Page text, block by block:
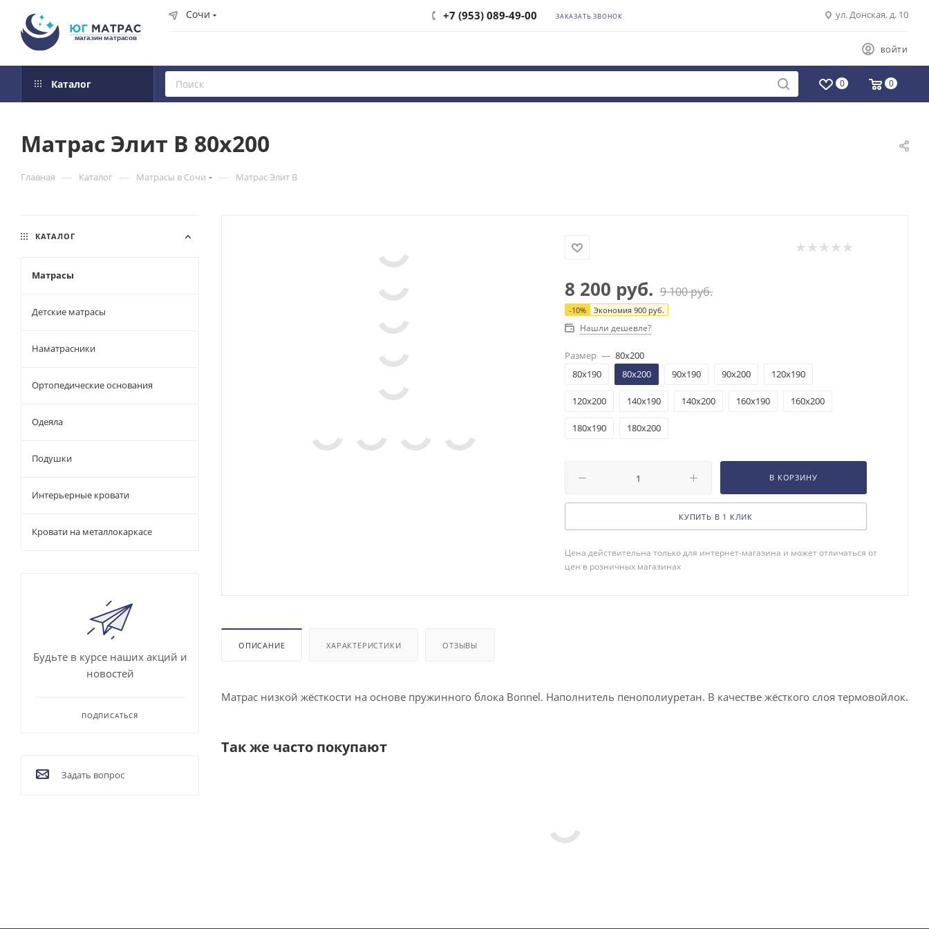
Сочи +7 (953) 089-49-00 ЗАКАЗАТЬ ЗВОНОК ул. Донская, д. 10
ВОЙТИ
Каталог 0 0
Матрас Элит В 80x200
Главная — Каталог — Матрасы в Сочи — Матрас Элит В
8 200 руб. 9 100руб.
-10% Экономия 900 руб.
Нашли дешевле?
Размер — 80x200
80x190
80x200 90x190 90x200 120x190
120x200 140x190 140x200 160x190 160x200
180x190 180x200
В КОРЗИНУ
КУПИТЬ В 1 КЛИК
Цена действительна только для интернет-магазина и может отличаться от
цен в розничных магазинах
ОПИСАНИЕ ХАРАКТЕРИСТИКИ ОТЗЫВЫ
Мат­рас низ­кой жёс­ткос­ти на ос­но­ве пру­жин­но­го бло­ка Bonnel. На­пол­ни­тель пенополиуретан. В ка­чес­тве жёс­тко­го слоя тер­мо­вой­лок.
Так же часто покупают
КАТАЛОГ
Матрасы
Детские матрасы
Наматрасники
Ортопедические основания
Одеяла
Подушки
Интерьерные кровати
Кровати на металлокаркасе
Будьте в курсе наших акций и
новостей
ПОДПИСАТЬСЯ
Задать вопрос